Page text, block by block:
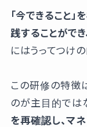
「今できること
践することができ
にはうってつけの
この研修の特徴
のが主目的では
を再確認し、マ